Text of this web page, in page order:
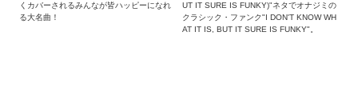
くカバーされるみんなが皆ハッピーになれ
る大名曲！
UT IT SURE IS FUNKY)"ネタでオナジミの
クラシック・ファンク"I DON'T KNOW WH
AT IT IS, BUT IT SURE IS FUNKY"。